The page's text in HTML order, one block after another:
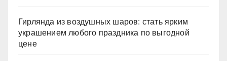
Гирлянда из воздушных шаров: стать ярким
украшением любого праздника по выгодной
цене